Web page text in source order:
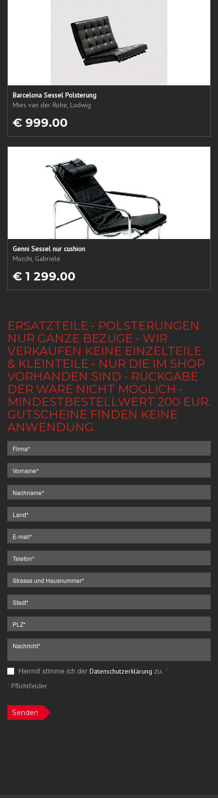
Barcelona Sessel Polsterung
Mies van der Rohe, Ludwig
€ 999.00
Genni Sessel nur cushion
Mucchi, Gabriele
€ 1 299.00
ERSATZTEILE - POLSTERUNGEN
NUR GANZE BEZÜGE - WIR
VERKAUFEN KEINE EINZELTEILE
& KLEINTEILE - NUR DIE IM SHOP
VORHANDEN SIND - RÜCKGABE
DER WARE NICHT MÖGLICH -
MINDESTBESTELLWERT 200 EUR.
GUTSCHEINE FINDEN KEINE
ANWENDUNG.
Hiermit stimme ich der Datenschutzerklärung zu. *
*Pflichtfelder
Senden